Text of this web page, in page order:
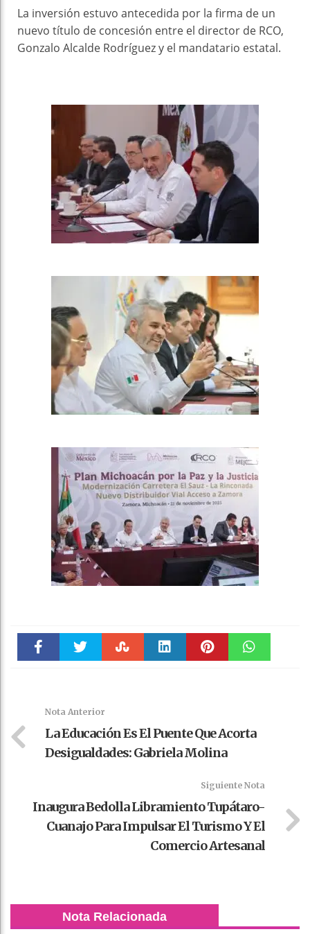
La inversión estuvo antecedida por la firma de un
nuevo título de concesión entre el director de RCO,
Gonzalo Alcalde Rodríguez y el mandatario estatal.
Nota Anterior
La Educación Es El Puente Que Acorta
Desigualdades: Gabriela Molina
Siguiente Nota
Inaugura Bedolla Libramiento Tupátaro-
Cuanajo Para Impulsar El Turismo Y El
Comercio Artesanal
Nota Relacionada